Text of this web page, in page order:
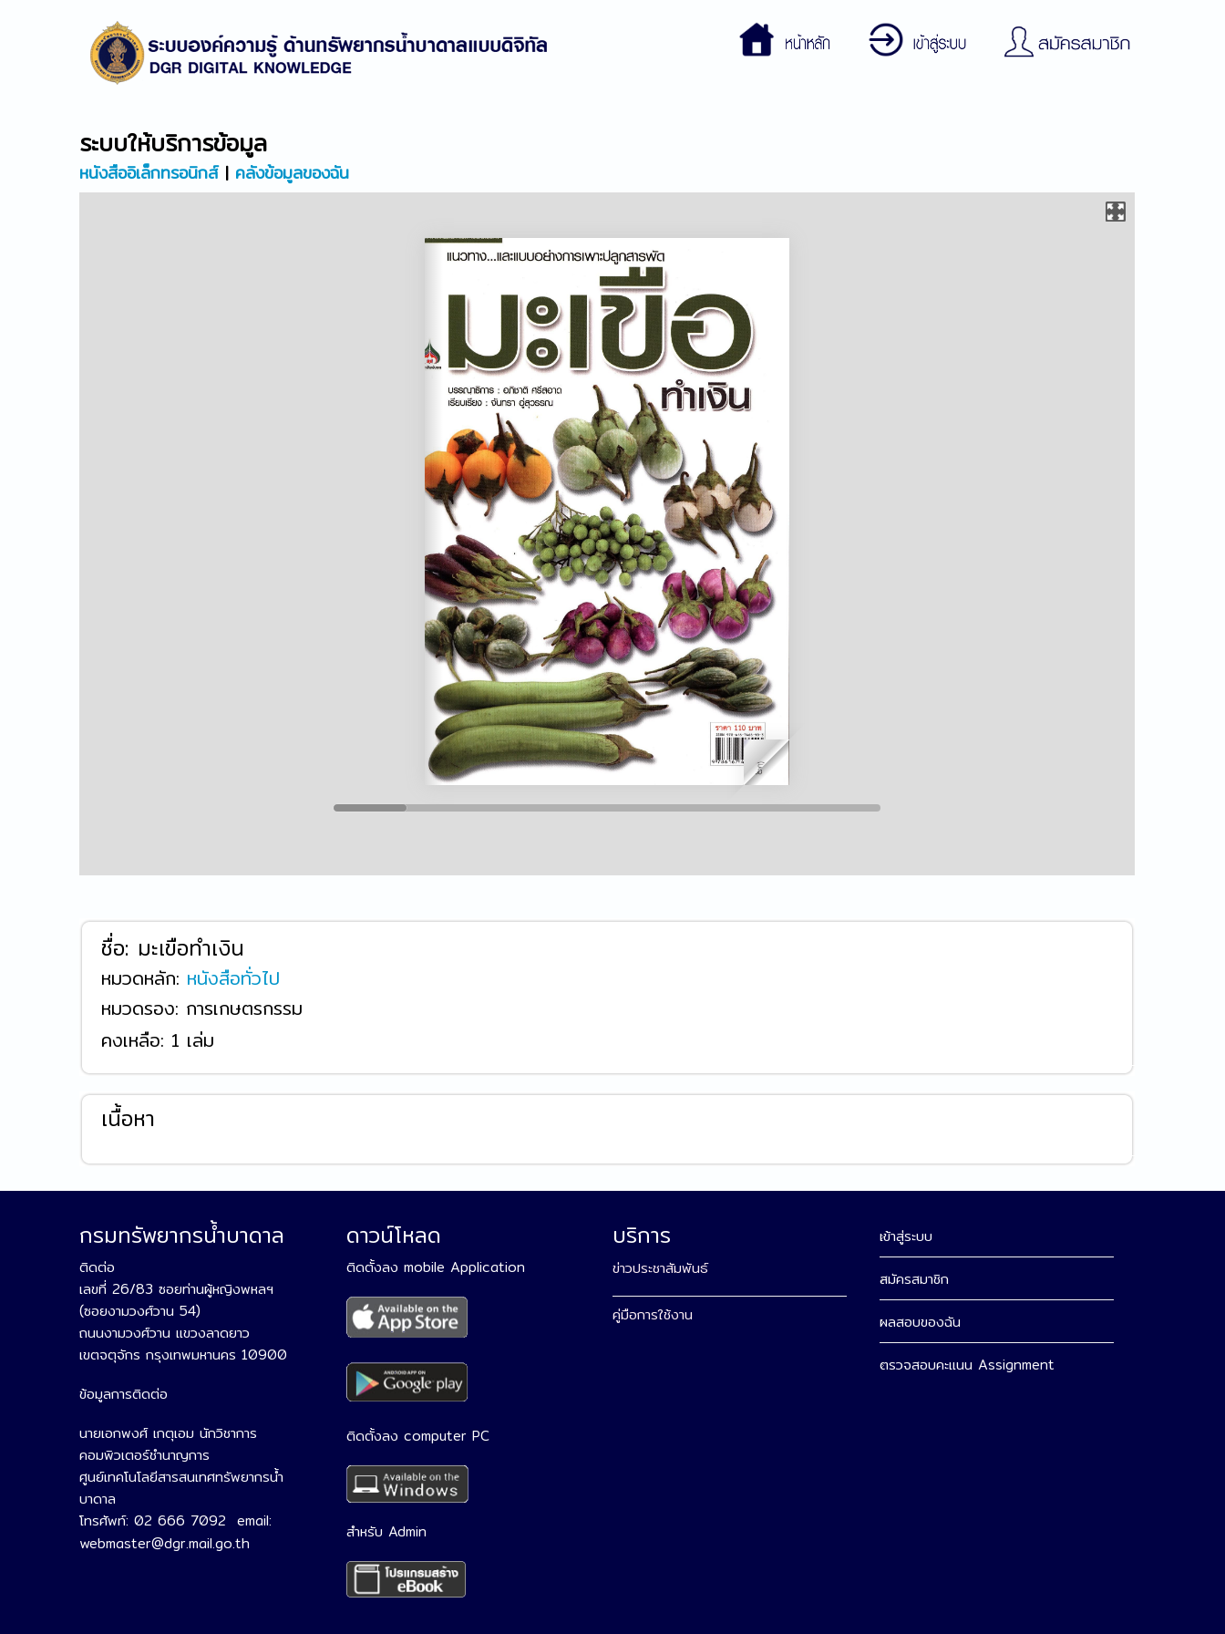
ระบบให้บริการข้อมูล
หนังสืออิเล็กทรอนิกส์| คลังข้อมูลของฉัน
ชื่อ: มะเขือทำเงิน
หมวดหลัก: หนังสือทั่วไป
หมวดรอง: การเกษตรกรรม
คงเหลือ: 1 เล่ม
เนื้อหา
กรมทรัพยากรน้ำบาดาล
ติดต่อ
เลขที่ 26/83 ซอยท่านผู้หญิงพหลฯ
(ซอยงามวงศ์วาน 54)
ถนนงามวงศ์วาน แขวงลาดยาว
เขตจตุจักร กรุงเทพมหานคร 10900
ข้อมูลการติดต่อ
นายเอกพงศ์ เกตุเอม นักวิชาการ
คอมพิวเตอร์ชำนาญการ
ศูนย์เทคโนโลยีสารสนเทศทรัพยากรน้ำ
บาดาล
โทรศัพท์: 02 666 7092 email:
webmaster@dgr.mail.go.th
ดาวน์โหลด
ติดตั้งลง mobile Application
ติดตั้งลง computer PC
สำหรับ Admin
บริการ
ข่าวประชาสัมพันธ์
คู่มือการใช้งาน
เข้าสู่ระบบ
สมัครสมาชิก
ผลสอบของฉัน
ตรวจสอบคะแนน Assignment